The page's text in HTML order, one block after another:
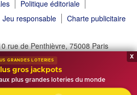
Politique éditoriale
Jeu responsable Charte publicitaire
rue de Penthièvre, 75008 Paris
- 2026 - Tous droits réservés
x
GRANDES LOTERIES
gros jackpots
plus grandes loteries du monde